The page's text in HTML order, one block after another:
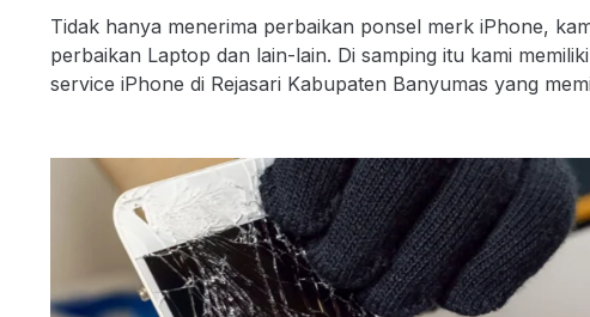
Tidak hanya menerima perbaikan ponsel merk iPhone,
perbaikan Laptop dan lain-lain. Di samping itu kami
service iPhone di Rejasari Kabupaten Banyumas yang